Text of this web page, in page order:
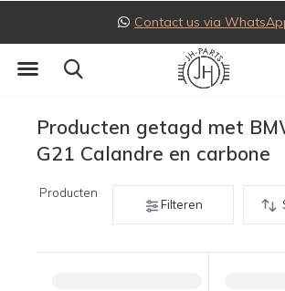
Contact us via
Producten getagd met
G21 Calandre en carbone
Producten
Filteren